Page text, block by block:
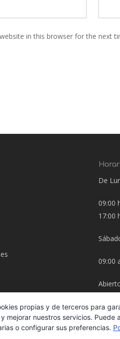
in this browser for the next
De
09:00
17:00
09:00
propias y de terceros para
mejorar nuestros servicios.
o configurar sus preferencias.